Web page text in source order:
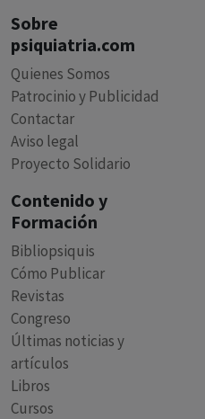
Sobre
psiquiatria.com
Quienes Somos
Patrocinio y Publicidad
Contactar
Aviso legal
Proyecto Solidario
Contenido y
Formación
Bibliopsiquis
Cómo Publicar
Revistas
Congreso
Últimas noticias y
artículos
Libros
Cursos